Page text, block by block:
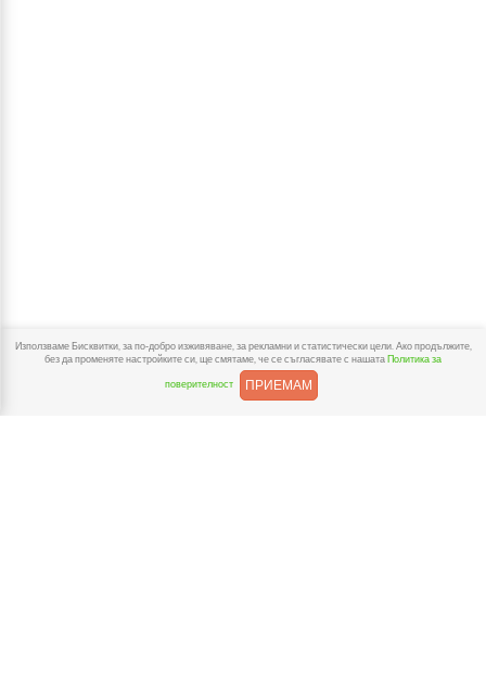
Използваме Бисквитки, за по-добро изживяване, за рекламни и статистически цели. Ако продължите,
без да променяте настройките си, ще смятаме, че се съгласявате с нашатаПолитика за
поверителност ПРИЕМАМ